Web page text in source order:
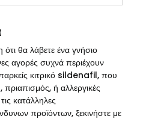
θα λάβετε ένα γνήσιο
αγορές συχνά περιέχουν
κιτρικό sildenafil, που
ή αλλεργικές
κατάλληλες
προϊόντων, ξεκινήστε με